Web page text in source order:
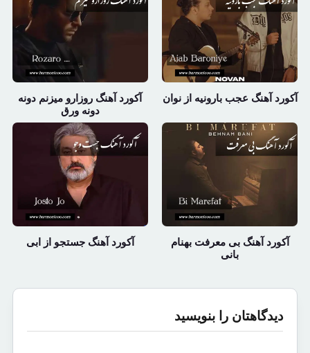
آکورد آهنگ عجب بارونیه از نوان
آکورد آهنگ روزارو میزنم دونه
دونه ورق
آکورد آهنگ بی معرفت بهنام
بانی
آکورد آهنگ جستجو از ابی
دیدگاهتان را بنویسید